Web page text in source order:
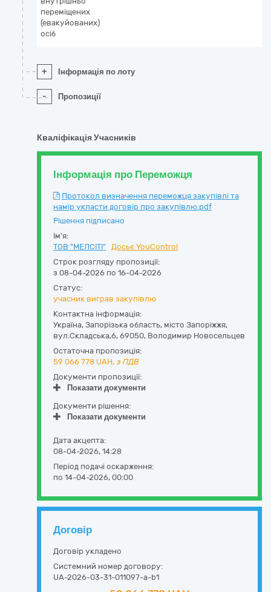
переміщених
(евакуйованих)
осіб
+ Інформація по лоту
- Пропозиції
Кваліфікація Учасників
Інформація про Переможця
Протокол визначення переможця закупівлі та
намір укласти договір про закупівлю.pdf
Рішення підписано
Ім'я:
ТОВ "МЕЛСІТІ"
Досьє YouControl
Строк розгляду пропозиції:
з 08-04-2026 по 16-04-2026
Статус:
учасник виграв закупівлю
Контактна інформація:
Україна, Запорізька область, місто Запоріжжя,
вул.Складська,6, 69050, Володимир Новосельцев
Остаточна пропозиція:
59 066 778 UAH, з ПДВ
Документи пропозиції:
Показати документи
Документи рішення:
Показати документи
Дата акцепта:
08-04-2026, 14:28
Період подачі оскарження:
по 14-04-2026, 00:00
Договір
Договір укладено
Системний номер договору:
UA-2026-03-31-011097-a-b1